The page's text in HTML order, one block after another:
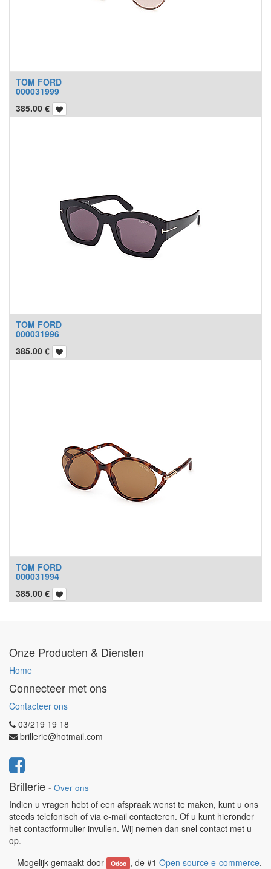
TOM FORD
000031999
385.00 €
TOM FORD
000031996
385.00 €
TOM FORD
000031994
385.00 €
Onze Producten & Diensten
Home
Connecteer met ons
Contacteer ons
03/219 19 18
brillerie@hotmail.com
Brillerie - Over ons
Indien u vragen hebt of een afspraak wenst te maken, kunt u ons
steeds telefonisch of via e-mail contacteren. Of u kunt hieronder
het contactformulier invullen. Wij nemen dan snel contact met u
op.
Mogelijk gemaakt door Odoo , de #1 Open source e-commerce.